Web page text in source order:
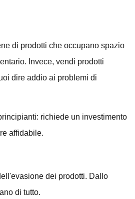
di prodotti che occupano spazio
Invece, vendi prodotti
dire addio ai problemi di
richiede un investimento
affidabile.
dei prodotti. Dallo
di tutto.